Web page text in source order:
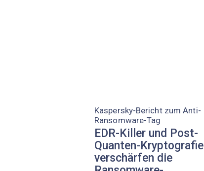
Kaspersky-Bericht zum Anti-
Ransomware-Tag
EDR-Killer und Post-
Quanten-Kryptografie
verschärfen die